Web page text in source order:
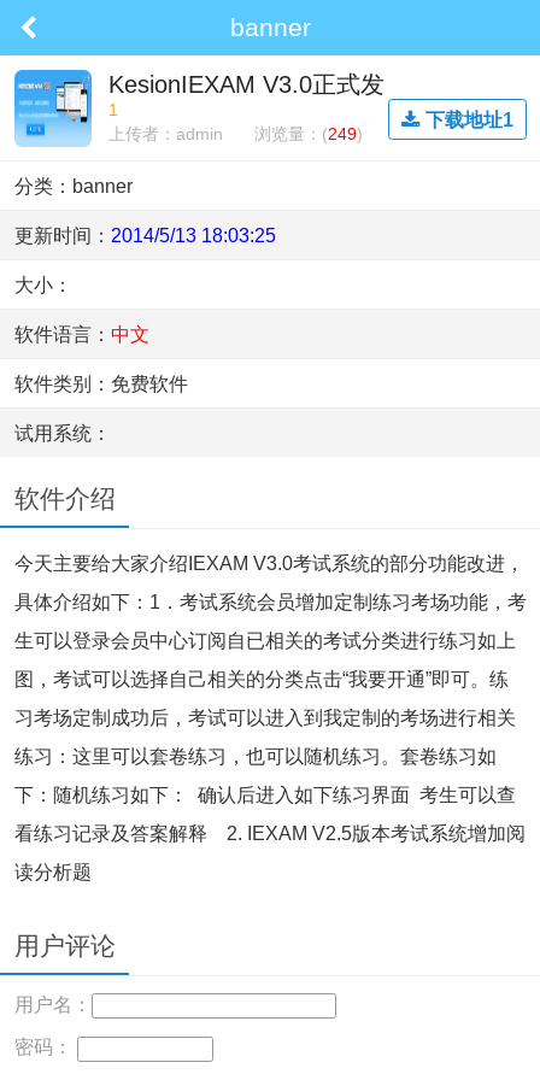
banner
KesionIEXAM V3.0正式发
布啦，欢迎下载试用
1 下载地址1
上传者：admin 浏览量：(249)
分类：banner
更新时间： 2014/5/13 18:03:25
大小：
软件语言： 中文
软件类别：免费软件
试用系统：
软件介绍
今天主要给大家介绍IEXAM V3.0考试系统的部分功能改进，
具体介绍如下：1．考试系统会员增加定制练习考场功能，考
生可以登录会员中心订阅自已相关的考试分类进行练习如上
图，考试可以选择自己相关的分类点击“我要开通”即可。练
习考场定制成功后，考试可以进入到我定制的考场进行相关
练习：这里可以套卷练习，也可以随机练习。套卷练习如
下：随机练习如下： 确认后进入如下练习界面 考生可以查
看练习记录及答案解释 2. IEXAM V2.5版本考试系统增加阅
读分析题
用户评论
用户名：
密码：